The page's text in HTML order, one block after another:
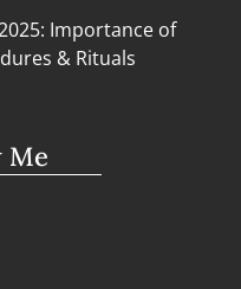
Importance of
& Rituals
Me